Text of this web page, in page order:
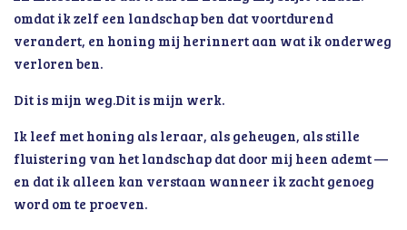
omdat ik zelf een landschap ben dat voortdurend
verandert, en honing mij herinnert aan wat ik onderweg
verloren ben.
Dit is mijn weg.Dit is mijn werk.
Ik leef met honing als leraar, als geheugen, als stille
fluistering van het landschap dat door mij heen ademt —
en dat ik alleen kan verstaan wanneer ik zacht genoeg
word om te proeven.